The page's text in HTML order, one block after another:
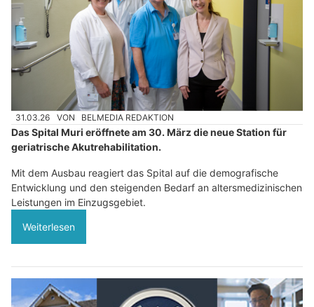
31.03.26 VON BELMEDIA REDAKTION
Das Spital Muri eröffnete am 30. März die neue Station für
geriatrische Akutrehabilitation.
Mit dem Ausbau reagiert das Spital auf die demografische
Entwicklung und den steigenden Bedarf an altersmedizinischen
Leistungen im Einzugsgebiet.
Weiterlesen